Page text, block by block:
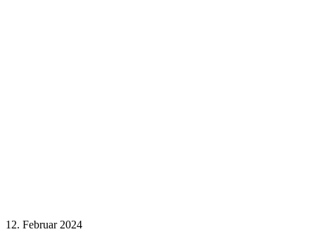
12. Februar 2024